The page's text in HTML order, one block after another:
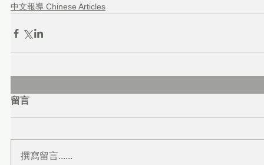
中文報導 Chinese Articles
留言
撰寫留言......